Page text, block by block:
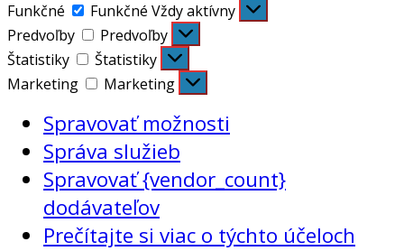
Funkčné
Funkčné Vždy aktívny
Predvoľby
Predvoľby
Štatistiky
Štatistiky
Marketing
Marketing
Spravovať možnosti
Správa služieb
Spravovať {vendor_count}
dodávateľov
Prečítajte si viac o týchto účeloch